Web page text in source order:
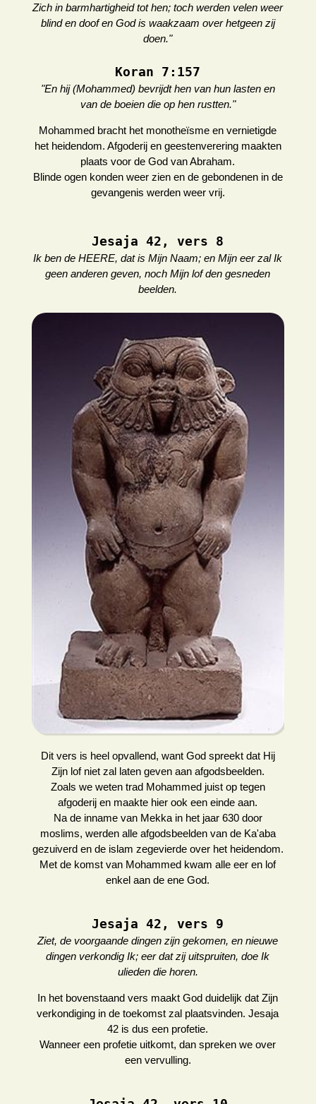
Zich in barmhartigheid tot hen; toch werden velen weer
blind en doof en God is waakzaam over hetgeen zij
doen."
Koran 7:157
"En hij (Mohammed) bevrijdt hen van hun lasten en
van de boeien die op hen rustten."
Mohammed bracht het monotheïsme en vernietigde
het heidendom. Afgoderij en geestenverering maakten
plaats voor de God van Abraham.
Blinde ogen konden weer zien en de gebondenen in de
gevangenis werden weer vrij.
Jesaja 42, vers 8
Ik ben de HEERE, dat is Mijn Naam; en Mijn eer zal Ik
geen anderen geven, noch Mijn lof den gesneden
beelden.
Dit vers is heel opvallend, want God spreekt dat Hij
Zijn lof niet zal laten geven aan afgodsbeelden.
Zoals we weten trad Mohammed juist op tegen
afgoderij en maakte hier ook een einde aan.
Na de inname van Mekka in het jaar 630 door
moslims, werden alle afgodsbeelden van de Ka'aba
gezuiverd en de islam zegevierde over het heidendom.
Met de komst van Mohammed kwam alle eer en lof
enkel aan de ene God.
Jesaja 42, vers 9
Ziet, de voorgaande dingen zijn gekomen, en nieuwe
dingen verkondig Ik; eer dat zij uitspruiten, doe Ik
ulieden die horen.
In het bovenstaand vers maakt God duidelijk dat Zijn
verkondiging in de toekomst zal plaatsvinden. Jesaja
42 is dus een profetie.
Wanneer een profetie uitkomt, dan spreken we over
een vervulling.